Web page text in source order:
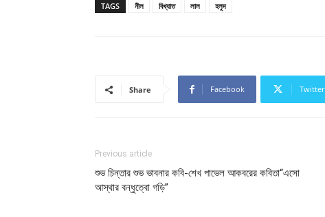
TAGS নীল বিখ্যাত লাল হলুদ
Share Facebook Twitter
Previous article
শুভ চিন্তার শুভ ভাবনার কবি-শেখ পাভেল আকবরের কবিতা“এসো
আস্থার বন্ধুত্বো গড়ি”